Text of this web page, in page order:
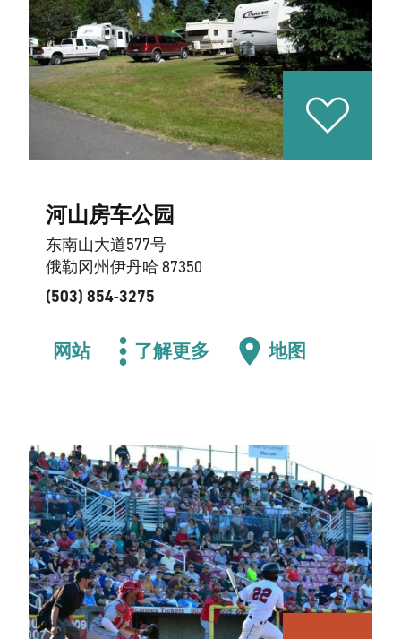
河山房车公园
东南山大道577号
俄勒冈州伊丹哈 87350
(503) 854-3275
网站 了解更多 地图